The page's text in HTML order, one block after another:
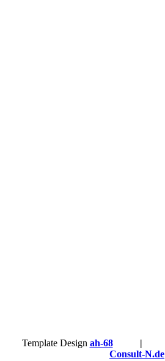
Template Design ah-68 |
Consult-N.de